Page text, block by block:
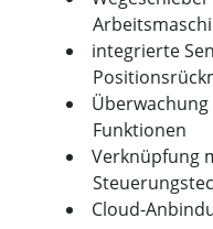
integrierte
Funktionen
Verknüpfung
Cloud-